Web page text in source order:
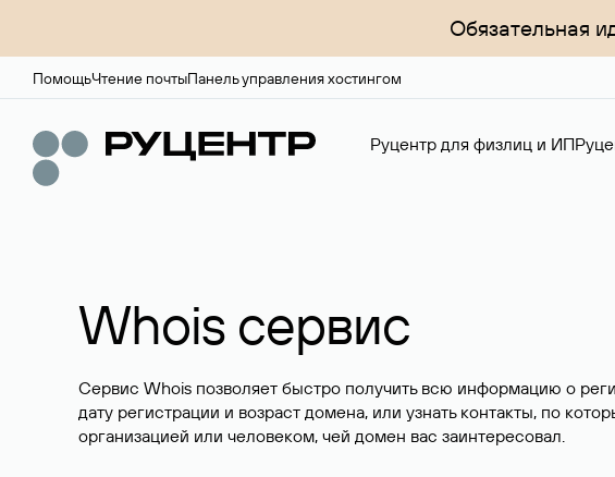
Обязательная
ПомощьЧтение почтыПанель управления хостингом
Руцентр для физлиц и ИП
Whois сервис
Сервис Whois позволяет быстро получить всю информацию о
дату регистрации и возраст домена, или узнать контакты, по
организацией или человеком, чей домен вас заинтересовал.